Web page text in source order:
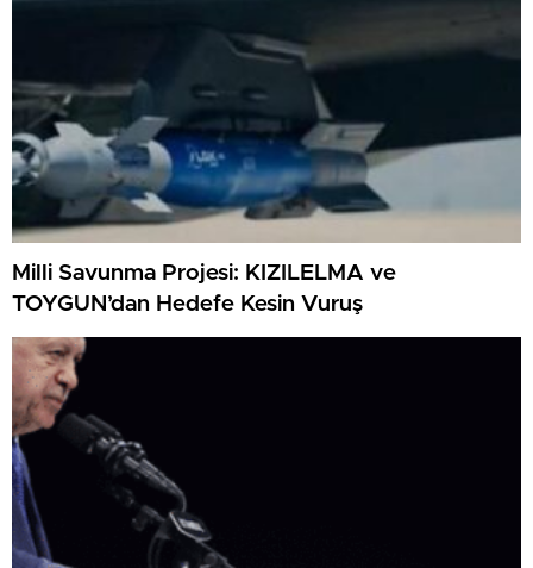
Milli Savunma Projesi: KIZILELMA ve
TOYGUN’dan Hedefe Kesin Vuruş